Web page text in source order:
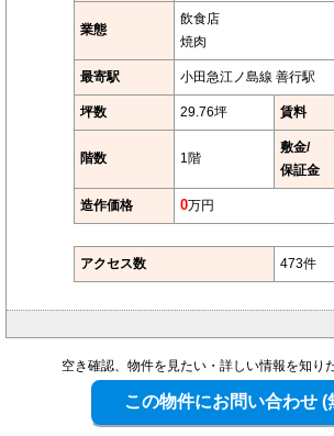
業態
飲食店
焼肉
最寄駅 小田急江ノ島線 善行駅
坪数 29.76坪 賃料
階数 1階
敷金/
保証金
造作価格 0万円
アクセス数 473件
空き確認、物件を見たい・詳しい情報を知り